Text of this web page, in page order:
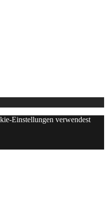
Einstellungen verwendest